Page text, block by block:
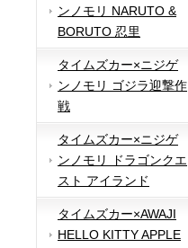
ンノモリ NARUTO &
BORUTO 忍里
タイムズカー×ニジゲ
ンノモリ ゴジラ迎撃作
戦
タイムズカー×ニジゲ
ンノモリ ドラゴンクエ
スト アイランド
タイムズカー×AWAJI
HELLO KITTY APPLE